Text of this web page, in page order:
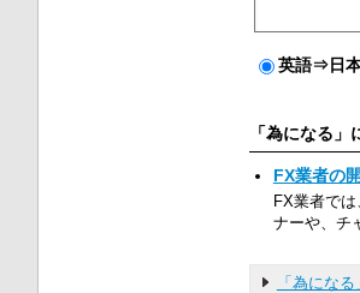
英語⇒日
「為になる
FX業者の
FX業者で
ナーや、チ
「為にな